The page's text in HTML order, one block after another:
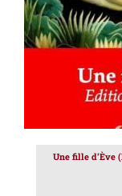
Une fille d’Ève